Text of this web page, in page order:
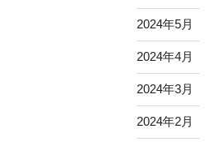
2024年5月
2024年4月
2024年3月
2024年2月